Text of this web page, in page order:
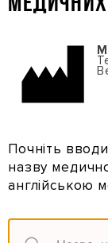
Почніть
назву
англійською